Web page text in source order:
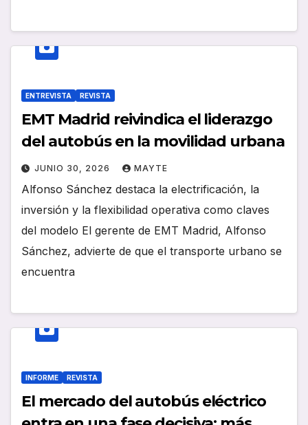
ENTREVISTA REVISTA
EMT Madrid reivindica el liderazgo
del autobús en la movilidad urbana
JUNIO 30, 2026 MAYTE
Alfonso Sánchez destaca la electrificación, la
inversión y la flexibilidad operativa como claves
del modelo El gerente de EMT Madrid, Alfonso
Sánchez, advierte de que el transporte urbano se
encuentra
INFORME REVISTA
El mercado del autobús eléctrico